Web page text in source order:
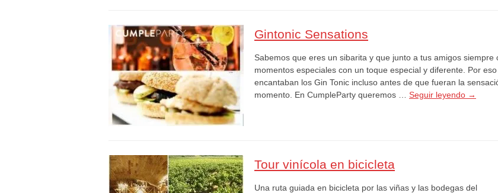
Gintonic Sensations
Sabemos que eres un sibarita y que junto a tus amigos siempre
momentos especiales con un toque especial y diferente. Por eso
encantaban los Gin Tonic incluso antes de que fueran la
momento. En CumpleParty queremos … Seguir leyendo →
Tour vinícola en bicicleta
Una ruta guiada en bicicleta por las viñas y las bodegas del